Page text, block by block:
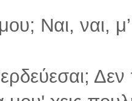
Ναι, ναι,